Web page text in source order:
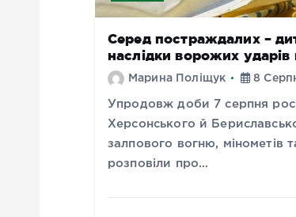
Серед постраждалих –
наслідки ворожих
Марина Поліщук 8
Упродовж доби 7 серпня
Херсонського й
залпового вогню, мінометів
розповіли про…